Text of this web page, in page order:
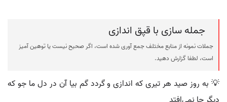
جمله سازی با قپق اندازی
جملات نمونه از منابع مختلف جمع آوری شده است، اگر صحیح نیست یا توهین آمیز
است، لطفا گزارش دهید.
💡 به روز صید هر تیری که اندازی و گردد گم بیا آن در دل ما جو که